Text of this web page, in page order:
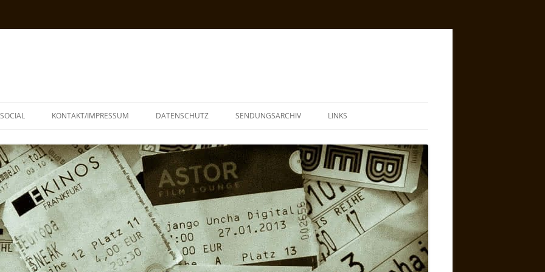
SOCIAL KONTAKT/IMPRESSUM DATENSCHUTZ SENDUNGSARCHIV LINKS